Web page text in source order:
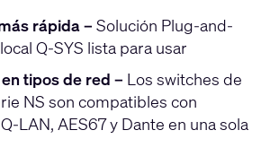
rápida – Solución Plug-and-
Q-SYS lista para usar
tipos de red – Los switches de
NS son compatibles con
LAN, AES67 y Dante en una sola